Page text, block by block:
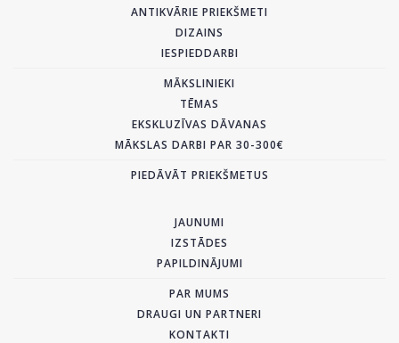
ANTIKVĀRIE PRIEKŠMETI
DIZAINS
IESPIEDDARBI
MĀKSLINIEKI
TĒMAS
EKSKLUZĪVAS DĀVANAS
MĀKSLAS DARBI PAR 30-300€
PIEDĀVĀT PRIEKŠMETUS
JAUNUMI
IZSTĀDES
PAPILDINĀJUMI
PAR MUMS
DRAUGI UN PARTNERI
KONTAKTI